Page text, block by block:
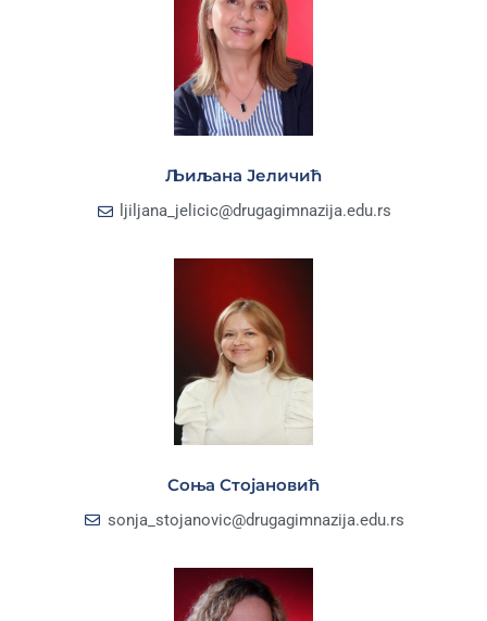
Љиљана Јеличић
ljiljana_jelicic@drugagimnazija.edu.rs
Соња Стојановић
sonja_stojanovic@drugagimnazija.edu.rs